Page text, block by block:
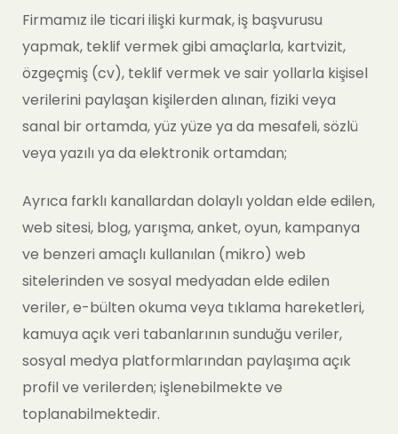
Firmamız ile ticari ilişki kurmak, iş başvurusu
yapmak, teklif vermek gibi amaçlarla, kartvizit,
özgeçmiş (cv), teklif vermek ve sair yollarla kişisel
verilerini paylaşan kişilerden alınan, fiziki veya
sanal bir ortamda, yüz yüze ya da mesafeli, sözlü
veya yazılı ya da elektronik ortamdan;
Ayrıca farklı kanallardan dolaylı yoldan elde edilen,
web sitesi, blog, yarışma, anket, oyun, kampanya
ve benzeri amaçlı kullanılan (mikro) web
sitelerinden ve sosyal medyadan elde edilen
veriler, e-bülten okuma veya tıklama hareketleri,
kamuya açık veri tabanlarının sunduğu veriler,
sosyal medya platformlarından paylaşıma açık
profil ve verilerden; işlenebilmekte ve
toplanabilmektedir.